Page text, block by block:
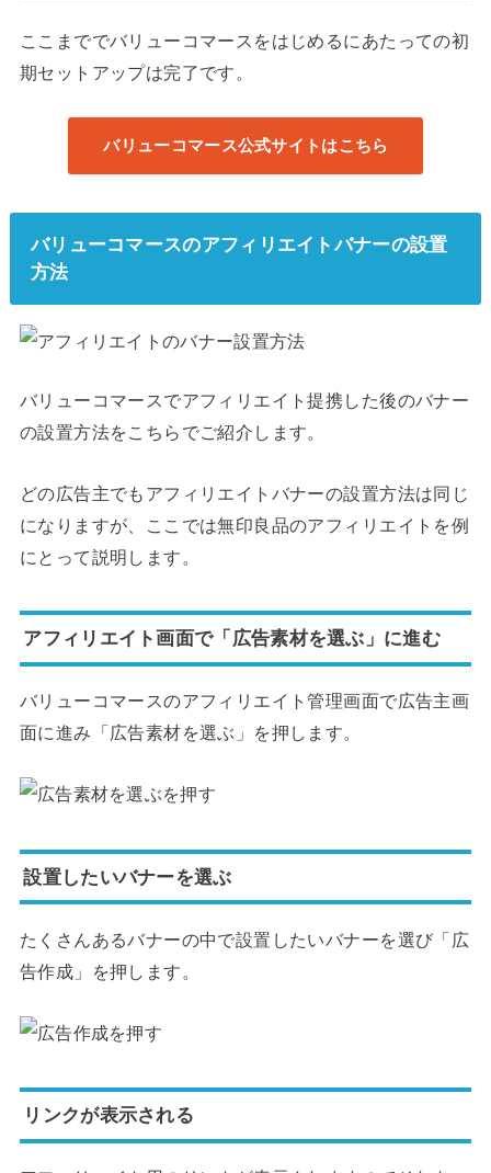
ここまででバリューコマースをはじめるにあたっての初
期セットアップは完了です。
バリューコマース公式サイトはこちら
バリューコマースのアフィリエイトバナーの設置
方法
バリューコマースでアフィリエイト提携した後のバナー
の設置方法をこちらでご紹介します。
どの広告主でもアフィリエイトバナーの設置方法は同じ
になりますが、ここでは無印良品のアフィリエイトを例
にとって説明します。
アフィリエイト画面で「広告素材を選ぶ」に進む
バリューコマースのアフィリエイト管理画面で広告主画
面に進み「広告素材を選ぶ」を押します。
設置したいバナーを選ぶ
たくさんあるバナーの中で設置したいバナーを選び「広
告作成」を押します。
リンクが表示される